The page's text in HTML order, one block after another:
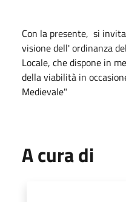
Con la presente, si
visione dell' ordinanza
Locale, che dispone in
della viabilità in
Medievale"
A cura di